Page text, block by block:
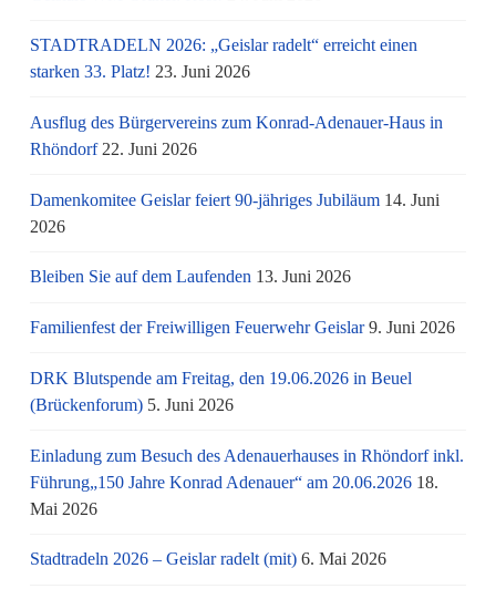
STADTRADELN 2026: „Geislar radelt“ erreicht einen
starken 33. Platz! 23. Juni 2026
Ausflug des Bürgervereins zum Konrad-Adenauer-Haus in
Rhöndorf 22. Juni 2026
Damenkomitee Geislar feiert 90-jähriges Jubiläum 14. Juni
2026
Bleiben Sie auf dem Laufenden 13. Juni 2026
Familienfest der Freiwilligen Feuerwehr Geislar 9. Juni 2026
DRK Blutspende am Freitag, den 19.06.2026 in Beuel
(Brückenforum) 5. Juni 2026
Einladung zum Besuch des Adenauerhauses in Rhöndorf inkl.
Führung„150 Jahre Konrad Adenauer“ am 20.06.2026 18.
Mai 2026
Stadtradeln 2026 – Geislar radelt (mit) 6. Mai 2026